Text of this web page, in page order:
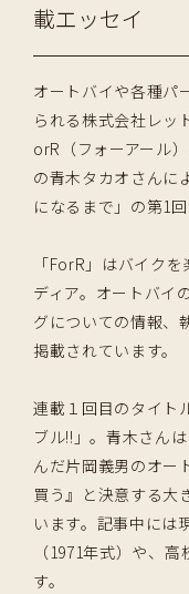
載エッセイ
オートバイや各種パ
られる株式会社レッ
orR（フォーアール
の青木タカオさんに
になるまで」の第1
「ForR」はバイク
ディア。オートバイ
グについての情報、
掲載されています。
連載１回目のタイト
ブル!!」。青木さん
んだ片岡義男のオー
買う』と決意する大
います。記事中には
（1971年式）や、
す。